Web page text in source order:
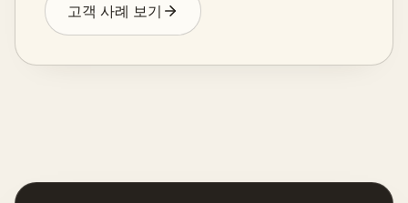
고객 사례 보기